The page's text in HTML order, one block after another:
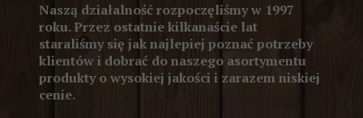
Naszą działalność rozpoczęliśmy w 1997
roku. Przez ostatnie kilkanaście lat
staraliśmy się jak najlepiej poznać potrzeby
klientów i dobrać do naszego asortymentu
produkty o wysokiej jakości i zarazem niskiej
cenie.